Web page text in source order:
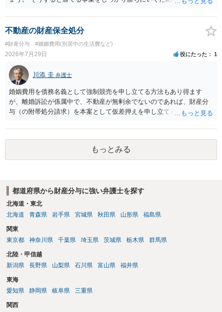
不動産の財産保全処分
#財産分与 #婚姻費用(別居中の生活費など)
2026年7月29日 役にたった 1
川添 圭 弁護士
婚姻費用を債務名義として強制競売を申し立てる方法もあり得ます
が、離婚訴訟が係属中で、不動産が無剰余でないのであれば、財産分
与（の附帯処分請求）を本案として仮差押えを申し立てる（法的には
えられます。弁護士へ依頼しているのであれば、担当弁護士とよく相
談してください。
もっとみる
都道府県から財産分与に強い弁護士を探す
北海道・東北
北海道
青森県 岩手県 宮城県 秋田県 山形県 福島県
関東
東京都
神奈川県 千葉県 埼玉県 茨城県 栃木県 群馬県
北陸・甲信越
新潟県
長野県 山梨県 石川県 富山県 福井県
東海
愛知県
静岡県 岐阜県 三重県
関西